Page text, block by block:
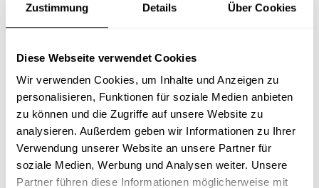
Zustimmung Details Über Cookies
Diese Webseite verwendet Cookies
Wir verwenden Cookies, um Inhalte und Anzeigen zu
personalisieren, Funktionen für soziale Medien anbieten
zu können und die Zugriffe auf unsere Website zu
analysieren. Außerdem geben wir Informationen zu Ihrer
Verwendung unserer Website an unsere Partner für
soziale Medien, Werbung und Analysen weiter. Unsere
Partner führen diese Informationen möglicherweise mit
€54,90
SCHUHGRÖSSEN (EU/US): 41.5 EU / 8 US
EU US
41.5 42 42.5 43 44 44.5
45 45.5